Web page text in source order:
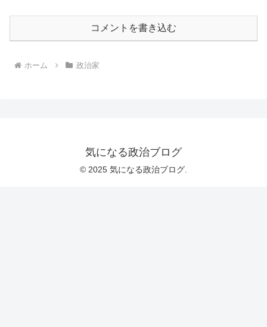
コメントを書き込む
ホーム 政治家
気になる政治ブログ
© 2025 気になる政治ブログ.